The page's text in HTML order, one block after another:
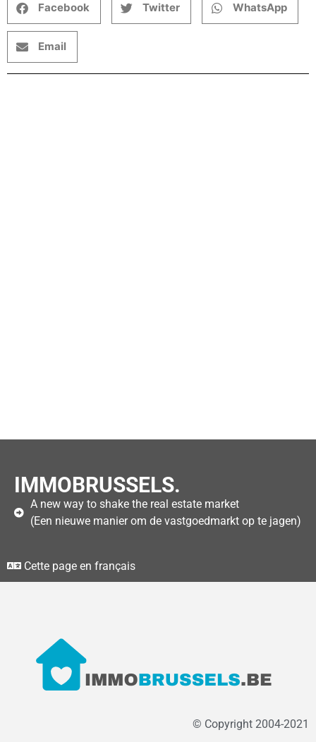
Facebook Twitter WhatsApp
Email
IMMOBRUSSELS.
A new way to shake the real estate market
(Een nieuwe manier om de vastgoedmarkt op te jagen)
Cette page en français
© Copyright 2004-2021